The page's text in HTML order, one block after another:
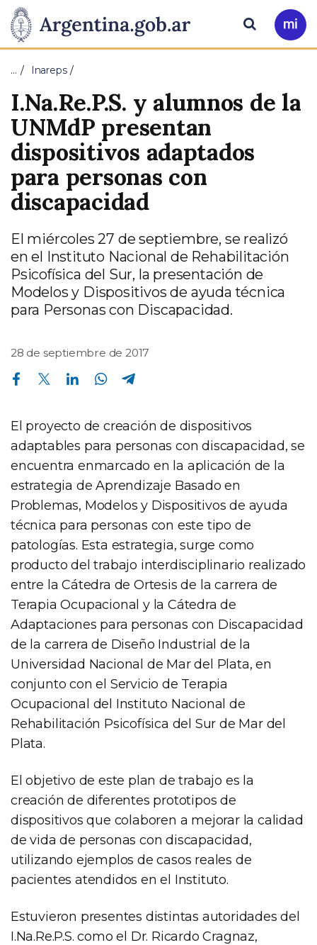
Presidencia
de
la
Nación
Pasar al contenido principal
Ir
a
Buscar
… Inareps
I.Na.Re.P.S. y alumnos de la
UNMdP presentan
dispositivos adaptados
para personas con
discapacidad
El miércoles 27 de septiembre, se realizó
en el Instituto Nacional de Rehabilitación
Psicofísica del Sur, la presentación de
Modelos y Dispositivos de ayuda técnica
para Personas con Discapacidad.
28 de septiembre de 2017
Compartir en Facebook Compartir en Twitter Compartir en Linkedin Compartir en Whatsapp
El proyecto de creación de dispositivos
adaptables para personas con discapacidad, se
encuentra enmarcado en la aplicación de la
estrategia de Aprendizaje Basado en
Problemas, Modelos y Dispositivos de ayuda
técnica para personas con este tipo de
patologías. Esta estrategia, surge como
producto del trabajo interdisciplinario realizado
entre la Cátedra de Ortesis de la carrera de
Terapia Ocupacional y la Cátedra de
Adaptaciones para personas con Discapacidad
de la carrera de Diseño Industrial de la
Universidad Nacional de Mar del Plata, en
conjunto con el Servicio de Terapia
Ocupacional del Instituto Nacional de
Rehabilitación Psicofísica del Sur de Mar del
Plata.
El objetivo de este plan de trabajo es la
creación de diferentes prototipos de
dispositivos que colaboren a mejorar la calidad
de vida de personas con discapacidad,
utilizando ejemplos de casos reales de
pacientes atendidos en el Instituto.
Estuvieron presentes distintas autoridades del
I.Na.Re.P.S. como el Dr. Ricardo Cragnaz,